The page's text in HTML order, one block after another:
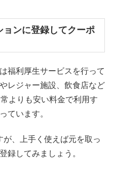
ンに登録してクーポ
福利厚生サービスを行って
レジャー施設、飲食店など
よりも安い料金で利用す
ています。
、上手く使えば元を取っ
録してみましょう。